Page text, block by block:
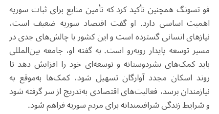
فو تسونگ همچنین تأکید کرد که تأمین منابع برای ثبات سوریه
اهمیت اساسی دارد. او گفت اقتصاد سوریه ضعیف است،
نیازهای انسانی گسترده است و این کشور با چالش‌های جدی در
مسیر توسعه پایدار روبه‌رو است. به گفته او، جامعه بین‌المللی
باید کمک‌های بشردوستانه و توسعه‌ای خود را افزایش دهد تا
روند اسکان مجدد آوارگان تسهیل شود، کمک‌ها به‌موقع به
نیازمندان برسد، فعالیت‌های اقتصادی به‌تدریج از سر گرفته شود
و شرایط زندگی شرافتمندانه برای مردم سوریه فراهم شود.